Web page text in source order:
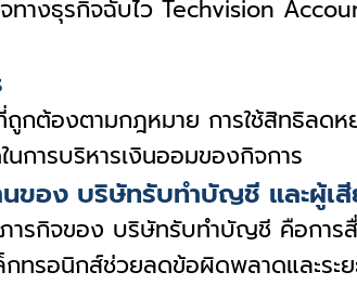
ใจทางธุรกิจฉับไว Techvision
กต้องตามกฎหมาย การใช้สิทธิลด
การบริหารเงินออมของกิจการ
นของ บริษัทรับทำบัญชี และผู้เ
ารกิจของ บริษัทรับทำบัญชี คือการ
ทรอนิกส์ช่วยลดข้อผิดพลาดและระย